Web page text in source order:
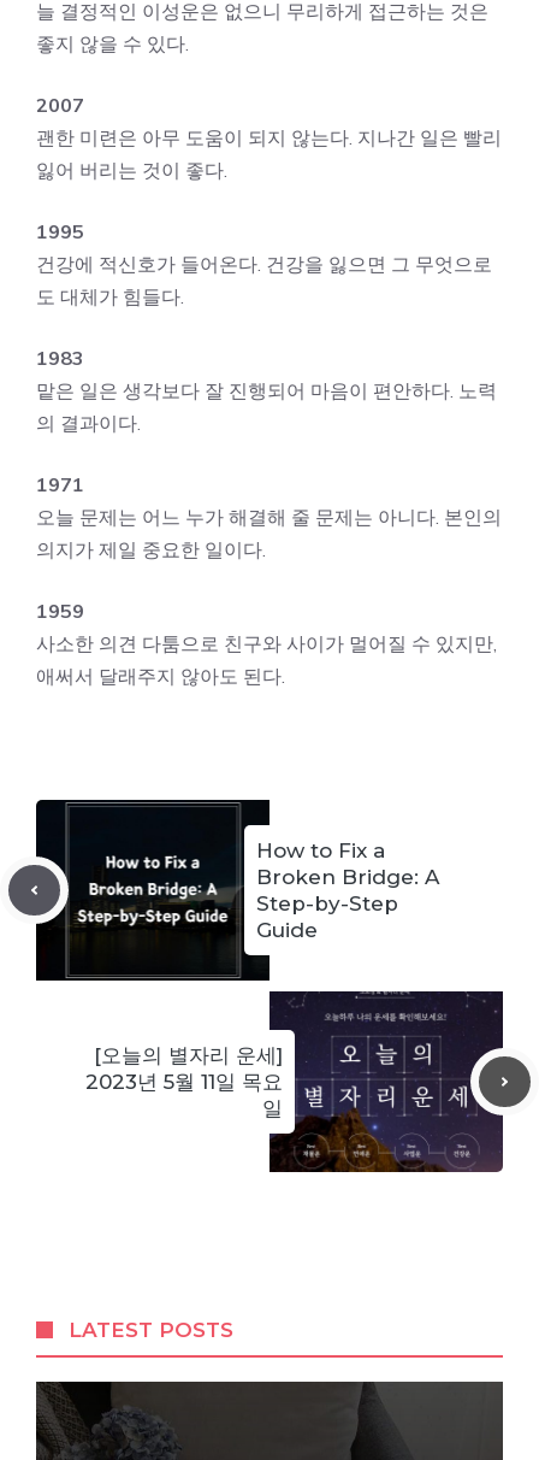
늘 결정적인 이성운은 없으니 무리하게 접근하는 것은
좋지 않을 수 있다.
2007
괜한 미련은 아무 도움이 되지 않는다. 지나간 일은 빨리
잃어 버리는 것이 좋다.
1995
건강에 적신호가 들어온다. 건강을 잃으면 그 무엇으로
도 대체가 힘들다.
1983
맡은 일은 생각보다 잘 진행되어 마음이 편안하다. 노력
의 결과이다.
1971
오늘 문제는 어느 누가 해결해 줄 문제는 아니다. 본인의
의지가 제일 중요한 일이다.
1959
사소한 의견 다툼으로 친구와 사이가 멀어질 수 있지만,
애써서 달래주지 않아도 된다.
How to Fix a
Broken Bridge: A
Step-by-Step
Guide
[오늘의 별자리 운세]
2023년 5월 11일 목요
일
LATEST POSTS